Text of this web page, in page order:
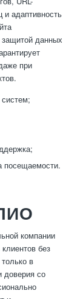
и адаптивность
данных
при
посещаемости.
компании
без
в
доверия со